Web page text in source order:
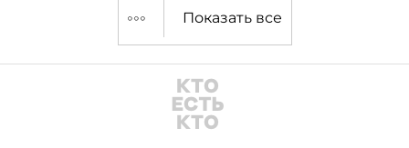
Показать все